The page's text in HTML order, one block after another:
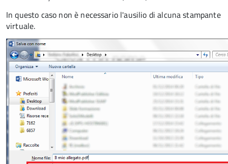
In questo caso non è necessario l'ausilio di alcuna stampante
virtuale.